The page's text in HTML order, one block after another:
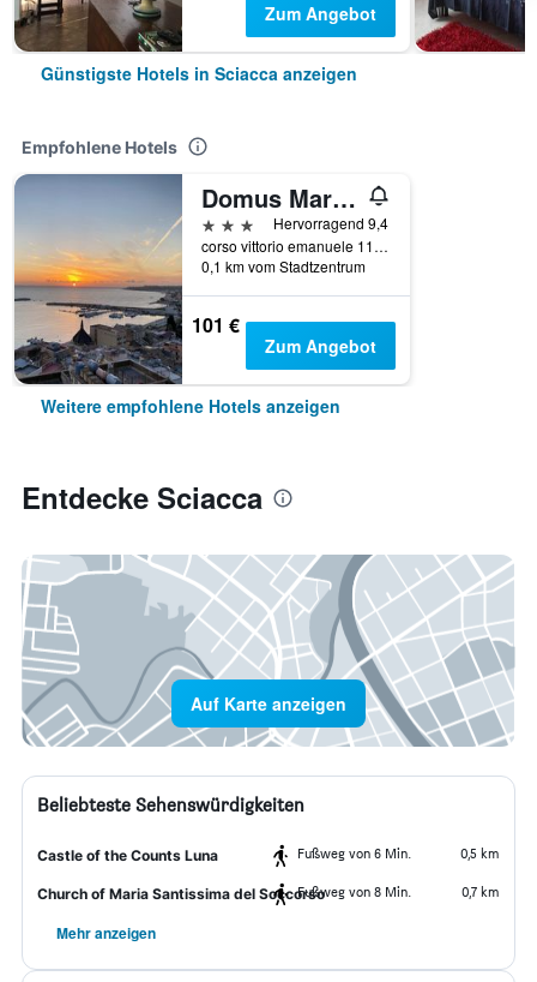
Zum Angebot
Günstigste Hotels in Sciacca anzeigen
Empfohlene Hotels
Domus Maris Boutique Hotel
3 Sterne
Hervorragend 9,4
corso vittorio emanuele 113, Sciacca, Sizilien, Italien
0,1 km vom Stadtzentrum
101 €
Zum Angebot
Weitere empfohlene Hotels anzeigen
Entdecke Sciacca
Auf Karte anzeigen
Beliebteste Sehenswürdigkeiten
Castle of the Counts Luna Fußweg von 6 Min. 0,5 km
Church of Maria Santissima del SoccorsoFußweg von 8 Min. 0,7 km
Mehr anzeigen